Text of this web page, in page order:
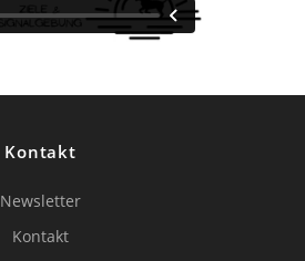
Kontakt
Newsletter
Kontakt